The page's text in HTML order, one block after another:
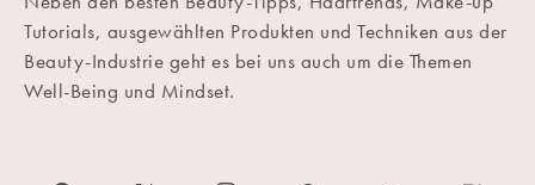
Tutorials, ausgewählten Produkten und Techniken aus der
Beauty-Industrie geht es bei uns auch um die Themen
Well-Being und Mindset.